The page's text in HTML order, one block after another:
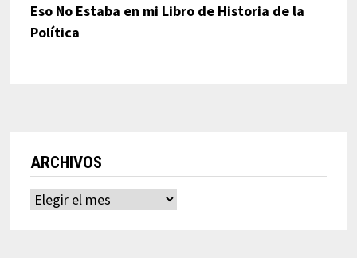
Eso No Estaba en mi Libro de Historia de la
Política
ARCHIVOS
Archivos